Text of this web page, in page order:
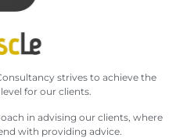
strives to achieve the
for our clients.
in advising our clients, where
with providing advice.